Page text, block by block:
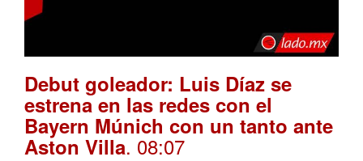
Debut goleador: Luis Díaz se
estrena en las redes con el
Bayern Múnich con un tanto ante
Aston Villa. 08:07